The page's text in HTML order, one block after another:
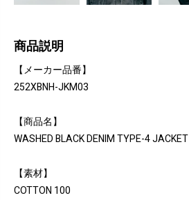
商品説明
【メーカー品番】
252XBNH-JKM03
【商品名】
WASHED BLACK DENIM TYPE-4 JACKET
【素材】
COTTON 100